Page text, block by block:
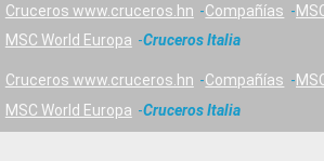
Cruceros www.cruceros.hn Compañías
MSC World Europa
Cruceros Italia
Cruceros www.cruceros.hn Compañías
MSC World Europa
Cruceros Italia